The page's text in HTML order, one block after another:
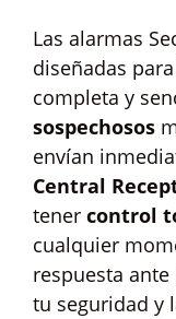
Las alarmas
diseñadas
completa y
sospechosos
envían
Central
tener control
cualquier
respuesta
tu seguridad y